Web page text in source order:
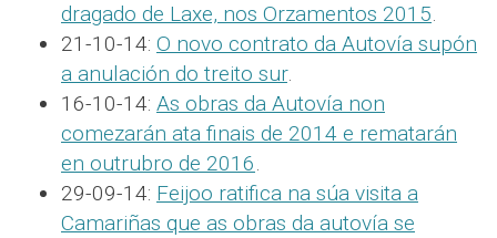
dragado de Laxe, nos Orzamentos 2015.
21-10-14: O novo contrato da Autovía supón
a anulación do treito sur.
16-10-14: As obras da Autovía non
comezarán ata finais de 2014 e rematarán
en outrubro de 2016.
29-09-14: Feijoo ratifica na súa visita a
Camariñas que as obras da autovía se